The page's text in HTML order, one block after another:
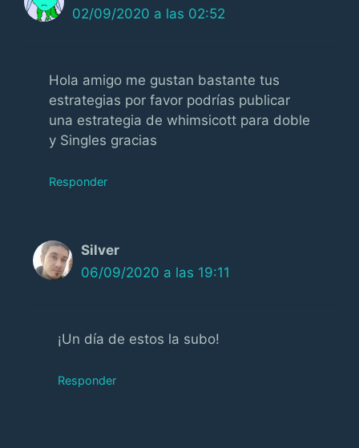
02/09/2020 a las 02:52
Hola amigo me gustan bastante tus
estrategias por favor podrías publicar
una estrategia de whimsicott para doble
y Singles gracias
Responder
Silver
06/09/2020 a las 19:11
¡Un día de estos la subo!
Responder